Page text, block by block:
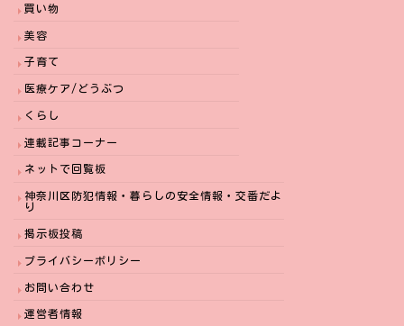
買い物
美容
子育て
医療ケア/どうぶつ
くらし
連載記事コーナー
ネットで回覧板
神奈川区防犯情報・暮らしの安全情報・交番だよ
り
掲示板投稿
プライバシーポリシー
お問い合わせ
運営者情報